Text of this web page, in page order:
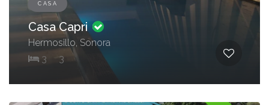
CASA
Casa Capri
Hermosillo, Sonora
3
3